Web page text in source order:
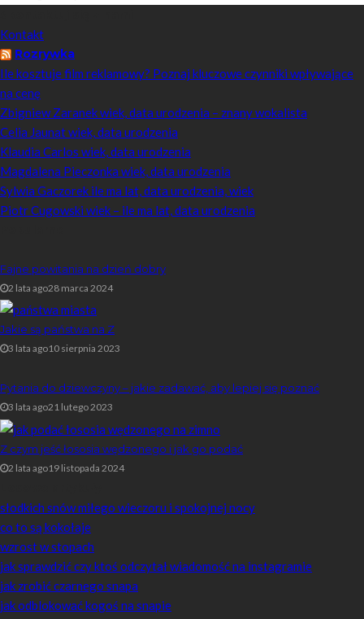
Kontakt
Rozrywka
Ile kosztuje film reklamowy? Poznaj kluczowe czynniki wpływające
na cenę
Zbigniew Zaranek wiek, data urodzenia – znany wokalista
Celia Jaunat wiek, data urodzenia
Klaudia Carlos wiek, data urodzenia
Magdalena Pieczonka wiek, data urodzenia
Sylwia Gaczorek ile ma lat, data urodzenia, wiek
Piotr Cugowski wiek – ile ma lat, data urodzenia
Fajne powitania na dzień dobry
2 lata ago28 marca 2024
Jakie są państwa na Z
3 lata ago10 sierpnia 2023
Pytania do dziewczyny – jakie zadawać, aby lepiej się poznać
3 lata ago21 lutego 2023
Z czym jeść łososia wędzonego i jak go podać
2 lata ago19 listopada 2024
słodkich snów miłego wieczoru i spokojnej nocy
co to są kokołaje
wzrost w stopach
jak sprawdzić czy ktoś odczytał wiadomość na instagramie
jak zrobić czarnego snapa
jak odblokować kogoś na snapie